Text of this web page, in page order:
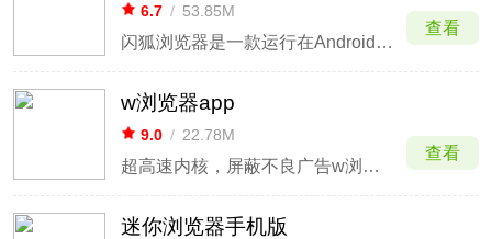
6.7 / 53.85M
闪狐浏览器是一款运行在Android平台上的手机浏览器，相较于传统手机浏览器，这款闪狐浏览器能够轻松的浏览使用flash网页，轻松的观看flash视频。支持自带平衡和极速两种浏览模式，其中极速模式采用云端加速，可让用户的上网速度变得更快。
查看
w浏览器app
9.0 / 22.78M
超高速内核，屏蔽不良广告w浏览器
查看
迷你浏览器手机版